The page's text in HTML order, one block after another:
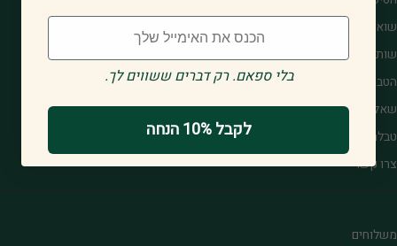
שואו רום
שותפים סיטונאיים
הטבה ללוחמים
שאלות נפוצות
טבלת מידות
צרו קשר
משלוחים
Email
.בלי ספאם. רק דברים ששווים לך
לקבל 10% הנחה